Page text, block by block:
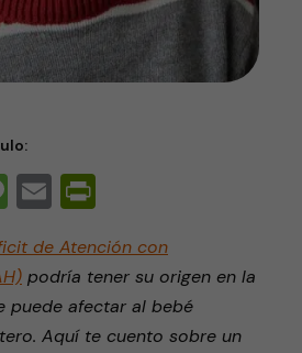
Message
Email
de Atención con
podría tener su origen en la
puede afectar al bebé
Aquí te cuento sobre un